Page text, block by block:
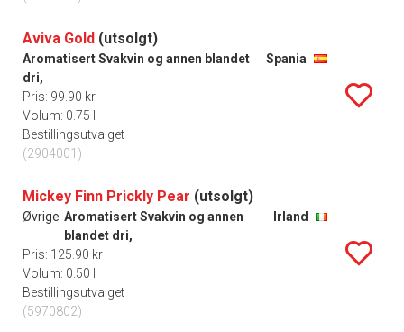
Aviva Gold (utsolgt)
Aromatisert Svakvin og annen blandet
dri,
Spania
Pris: 99.90 kr
Volum: 0.75 l
Bestillingsutvalget
(2904001)
Mickey Finn Prickly Pear (utsolgt)
Øvrige Aromatisert Svakvin og annen
blandet dri,
Irland
Pris: 125.90 kr
Volum: 0.50 l
Bestillingsutvalget
(5970802)